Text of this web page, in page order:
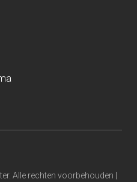
Alle rechten voorbehouden |